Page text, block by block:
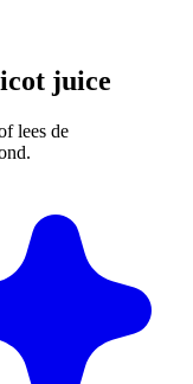
juice
lees de